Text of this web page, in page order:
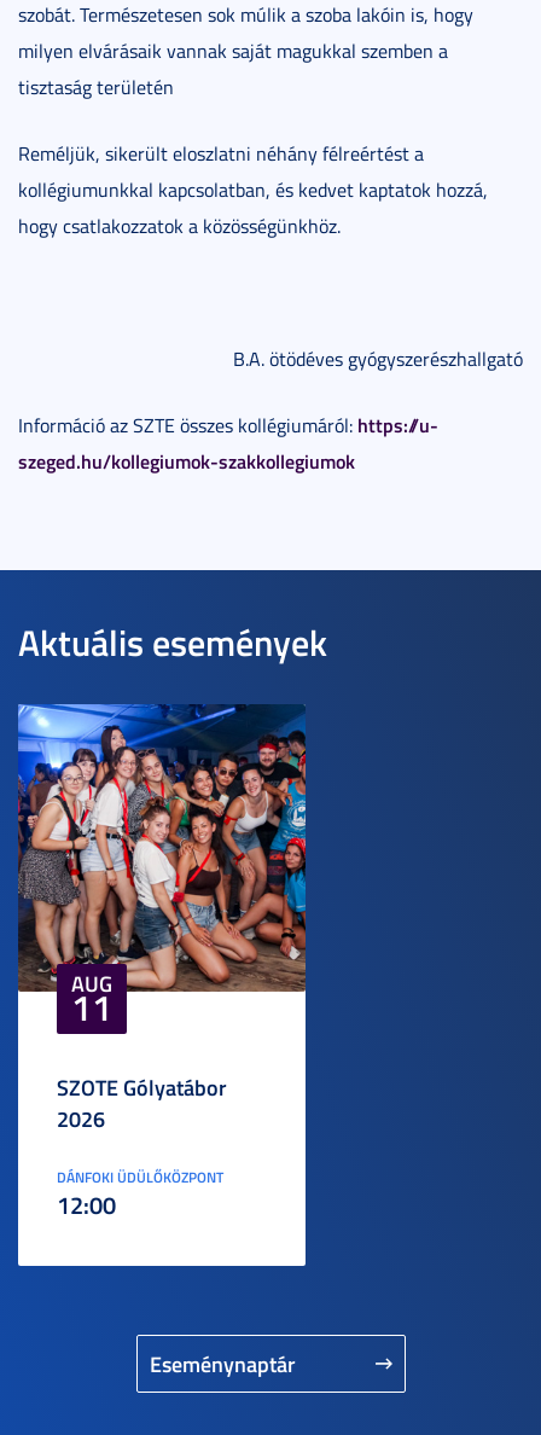
szobát. Természetesen sok múlik a szoba lakóin is, hogy
milyen elvárásaik vannak saját magukkal szemben a
tisztaság területén
Reméljük, sikerült eloszlatni néhány félreértést a
kollégiumunkkal kapcsolatban, és kedvet kaptatok hozzá,
hogy csatlakozzatok a közösségünkhöz.
B.A. ötödéves gyógyszerészhallgató
Információ az SZTE összes kollégiumáról: https://u-
szeged.hu/kollegiumok-szakkollegiumok
Aktuális események
Eseménynaptár
AUG
11
SZOTE Gólyatábor
2026
DÁNFOKI ÜDÜLŐKÖZPONT
12:00